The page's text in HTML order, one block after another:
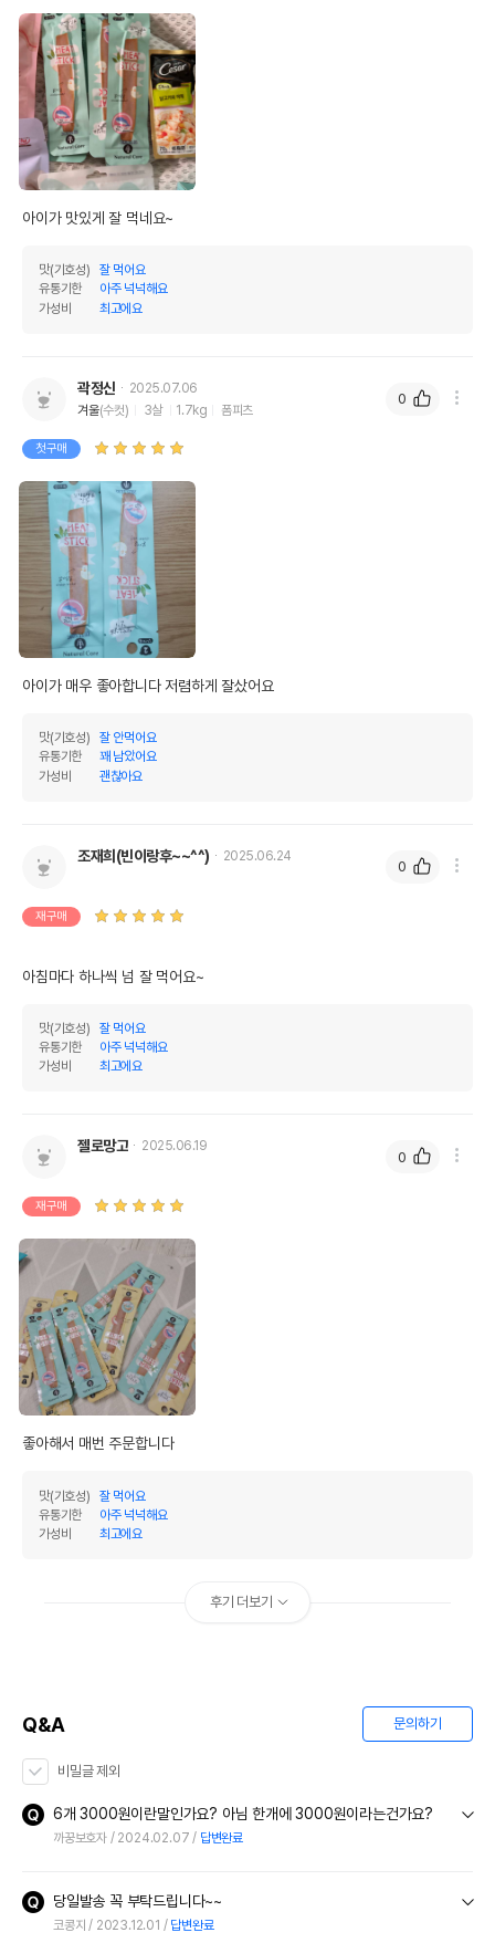
또는 소비자상담 관련
전화번호
유통기한
아이가 맛있게 잘 먹네요~
맛(기호성)
잘 먹어요
유통기한
아주 넉넉해요
가성비
최고에요
곽정신
2025.07.06
겨울(수컷) 3살 1.7kg 폼피츠
첫구매
아이가 매우 좋아합니다 저렴하게 잘샀어요
맛(기호성)
잘 안먹어요
유통기한
꽤 남았어요
가성비
괜찮아요
0
조재희(빈이랑후~~^^) 2025.06.24
재구매
아침마다 하나씩 넘 잘 먹어요~
맛(기호성)
잘 먹어요
유통기한
아주 넉넉해요
가성비
최고에요
0
젤로망고 2025.06.19
재구매
좋아해서 매번 주문합니다
맛(기호성)
잘 먹어요
유통기한
아주 넉넉해요
가성비
최고에요
0
후기 더보기
Q&A 문의하기
비밀글 제외
6개 3000원이란말인가요? 아님 한개에 3000원이라는건가요?
까꿍보호자 2024.02.07 답변완료
당일발송 꼭 부탁드립니다~~
코콩지 2023.12.01 답변완료